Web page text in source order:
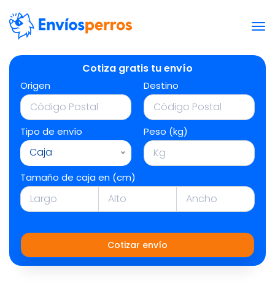
Cotiza gratis tu envío
Origen Destino
Tipo de envío
Caja
Peso (kg)
Tamaño de caja en (cm)
Cotizar envío